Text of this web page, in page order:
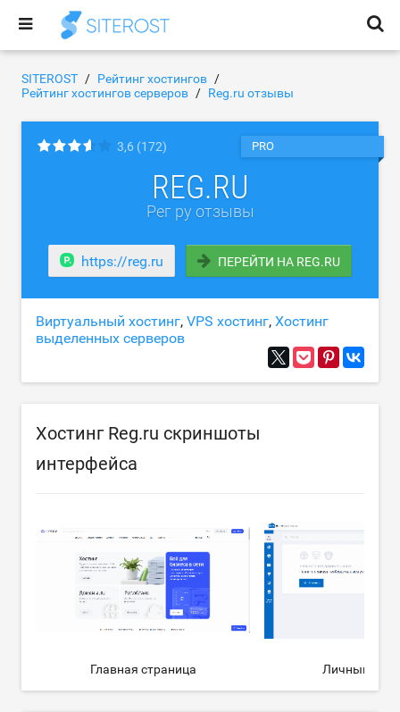
SITEROST
Рейтинг хостингов
Рейтинг хостингов серверов
Reg.ru отзывы
3,6 (172) PRO
REG.RU
Рег ру отзывы
https://reg.ru ПЕРЕЙТИ НА REG.RU
Виртуальный хостинг, VPS хостинг, Хостинг
выделенных серверов
Хостинг Reg.ru скриншоты
интерфейса
Главная страница Личный